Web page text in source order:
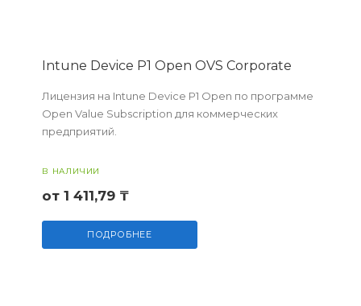
Intune Device P1 Open OVS Corporate
Лицензия на Intune Device P1 Open по программе
Open Value Subscription для коммерческих
предприятий.
В НАЛИЧИИ
от 1 411,79 ₸
ПОДРОБНЕЕ